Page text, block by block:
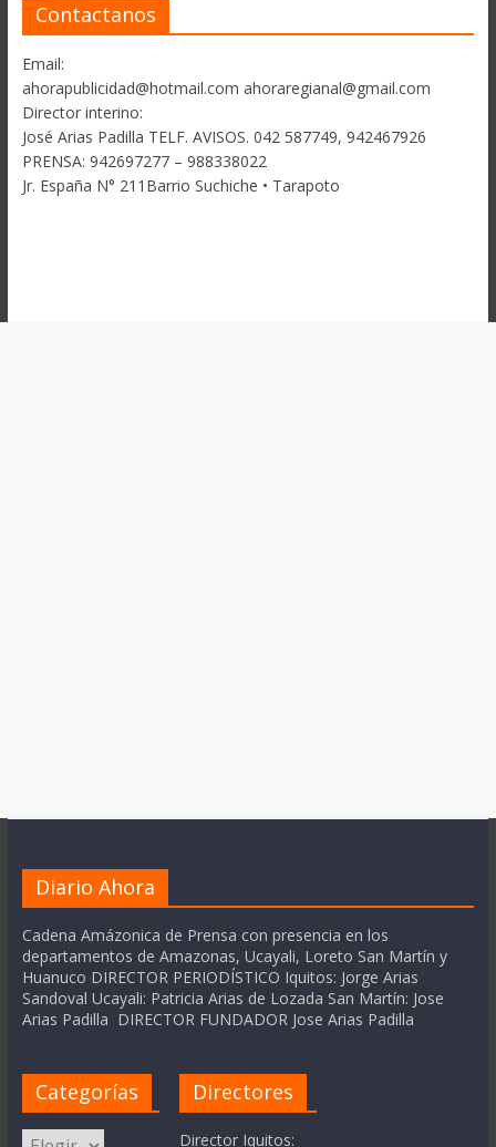
Contactanos
Email:
ahorapublicidad@hotmail.com ahoraregianal@gmail.com
Director interino:
José Arias Padilla TELF. AVISOS. 042 587749, 942467926
PRENSA: 942697277 – 988338022
Jr. España N° 211Barrio Suchiche • Tarapoto
Diario Ahora
Cadena Amázonica de Prensa con presencia en los
departamentos de Amazonas, Ucayali, Loreto San Martín y
Huanuco DIRECTOR PERIODÍSTICO Iquitos: Jorge Arias
Sandoval Ucayali: Patricia Arias de Lozada San Martín: Jose
Arias Padilla DIRECTOR FUNDADOR Jose Arias Padilla
Categorías
Categorías
Directores
Director Iquitos: